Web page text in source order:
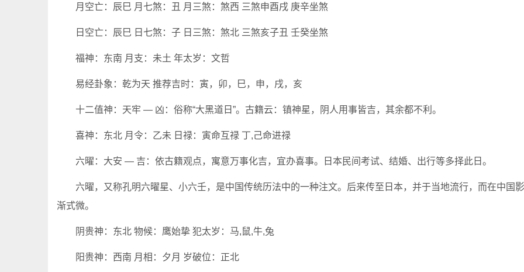
月空亡：辰巳 月七煞：丑 月三煞：煞西 三煞申酉戌 庚辛坐煞
日空亡：辰巳 日七煞：子 日三煞：煞北 三煞亥子丑 壬癸坐煞
福神：东南 月支：未土 年太岁：文哲
易经卦象：乾为天 推荐吉时：寅，卯，巳，申，戌，亥
十二值神：天牢 — 凶：俗称“大黑道日”。古籍云：镇神星，阴人用事皆吉，其余都不利。
喜神：东北 月令：乙未 日禄：寅命互禄 丁,己命进禄
六曜：大安 — 吉：依古籍观点，寓意万事化吉，宜办喜事。日本民间考试、结婚、出行等多择此日。
六曜，又称孔明六曜星、小六壬，是中国传统历法中的一种注文。后来传至日本，并于当地流行，而在中国
渐式微。
阴贵神：东北 物候：鹰始挚 犯太岁：马,鼠,牛,兔
阳贵神：西南 月相：夕月 岁破位：正北